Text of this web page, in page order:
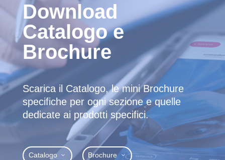
Download
Catalogo e
Brochure
Scarica il Catalogo, le mini Brochure
specifiche per ogni sezione e quelle
dedicate ai prodotti specifici.
Catalogo Brochure